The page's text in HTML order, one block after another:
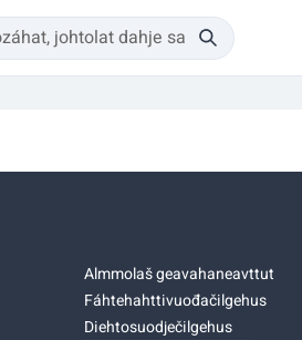
Almmolaš geavahaneavttut
Fáhtehahttivuođačilgehus
Diehtosuodječilgehus